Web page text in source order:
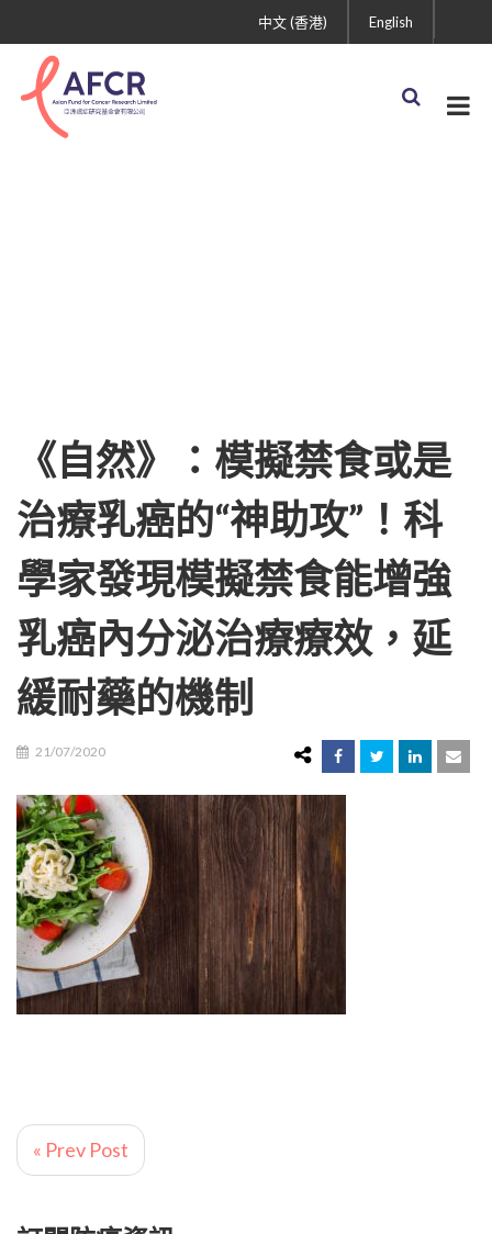
English
中文 (香港)
《自然》：模擬禁食或是
治療乳癌的“神助攻”！科
學家發現模擬禁食能增強
乳癌內分泌治療療效，延
緩耐藥的機制
21/07/2020
« Prev Post